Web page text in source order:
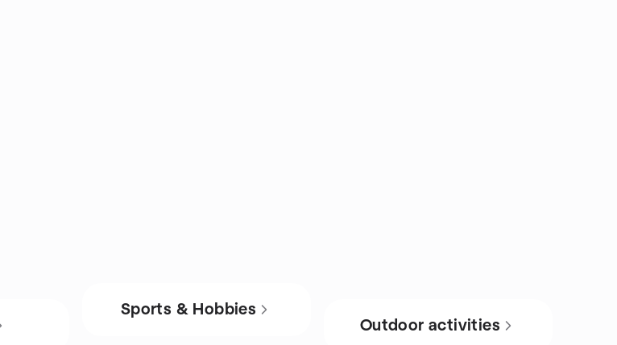
Sports & Hobbies
Outdoor activities